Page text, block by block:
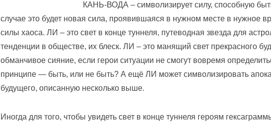
КАНЬ-ВОДА – символизирует силу, способную
случае это будет новая сила, проявившаяся в нужном месте в нужное
силы хаоса. ЛИ – это свет в конце туннеля, путеводная звезда для
тенденции в обществе, их блеск. ЛИ – это манящий свет прекрасного
обманчивое сияние, если герои ситуации не смогут вовремя
принципе — быть, или не быть? А ещё ЛИ может символизировать
будущего, описанную несколько выше.
Иногда для того, чтобы увидеть свет в конце туннеля героям